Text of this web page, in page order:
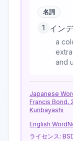
名詞
1 イン
a
and
Japanese
Francis Bond,
Kuribayashi
English
ライセンス: